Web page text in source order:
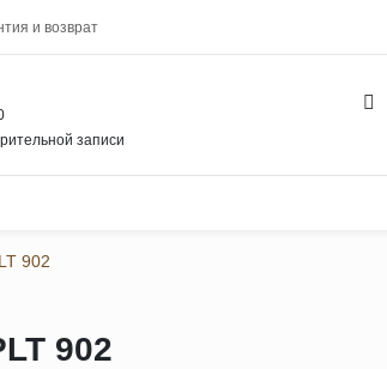
и возврат
записи
902
902